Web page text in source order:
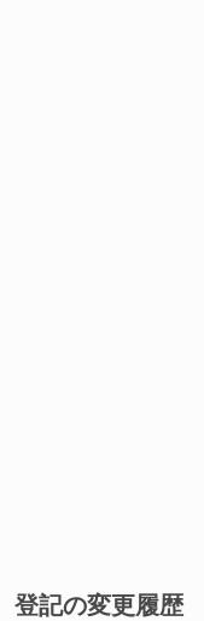
登記の変更履歴